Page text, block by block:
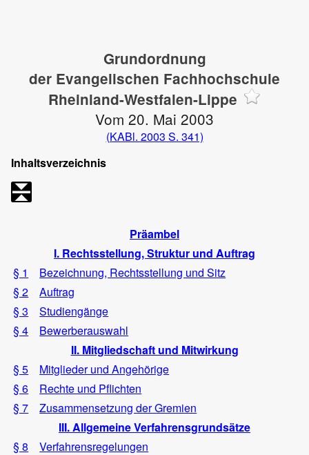
Grundordnung
der Evangelischen Fachhochschule
Rheinland-Westfalen-Lippe
Vom 20. Mai 2003
(KABl. 2003 S. 341)
Inhaltsverzeichnis
Präambel
I. Rechtsstellung, Struktur und Auftrag
§ 1
Bezeichnung, Rechtsstellung und Sitz
§ 2
Auftrag
§ 3
Studiengänge
§ 4
Bewerberauswahl
II. Mitgliedschaft und Mitwirkung
§ 5
Mitglieder und Angehörige
§ 6
Rechte und Pflichten
§ 7
Zusammensetzung der Gremien
III. Allgemeine Verfahrensgrundsätze
§ 8
Verfahrensregelungen